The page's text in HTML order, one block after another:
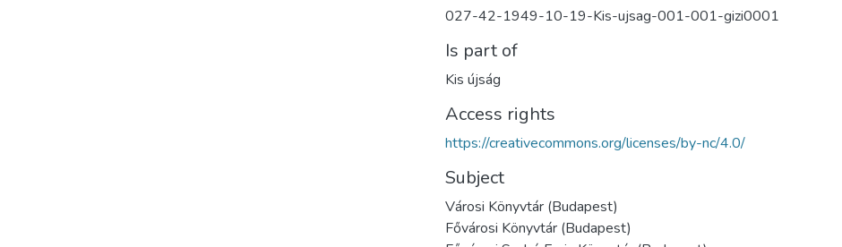
027-42-1949-10-19-Kis-ujsag-001-001-gizi0001
Is part of
Kis újság
Access rights
https://creativecommons.org/licenses/by-nc/4.0/
Subject
Városi Könyvtár (Budapest)
Fővárosi Könyvtár (Budapest)